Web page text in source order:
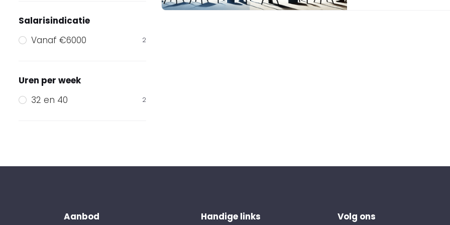
Salarisindicatie
Vanaf €6000
2
Uren per week
32 en 40
2
Aanbod Handige links Volg ons